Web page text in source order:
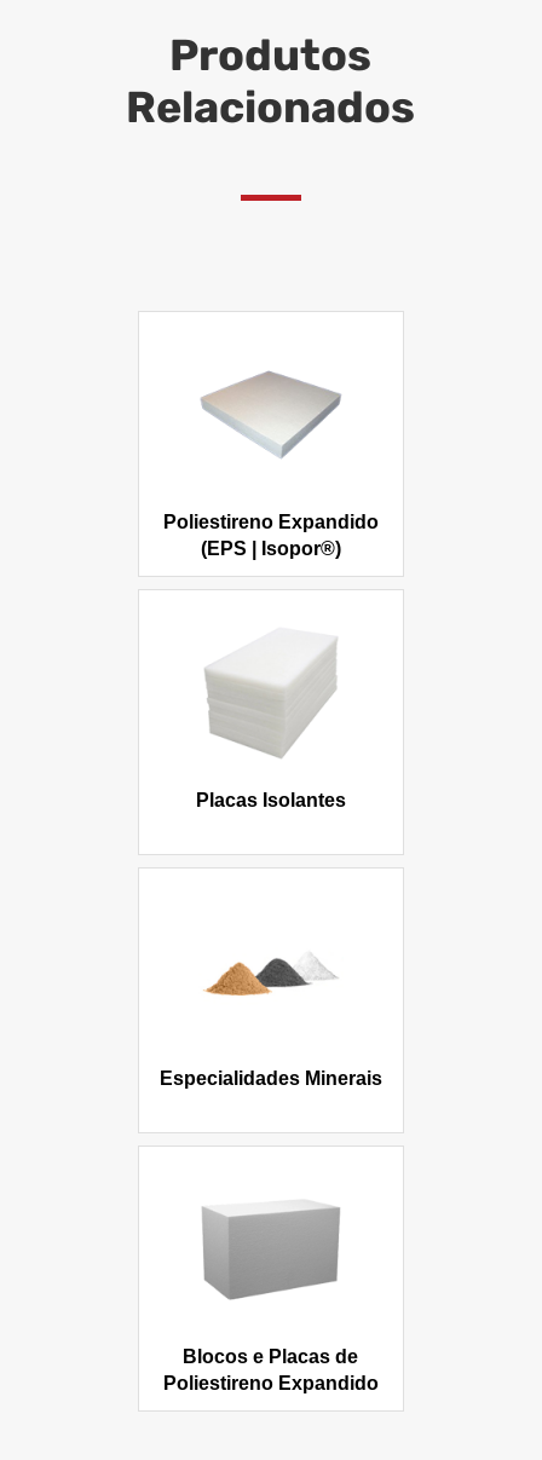
Produtos
Relacionados
Poliestireno Expandido
(EPS | Isopor®)
Placas Isolantes
Especialidades Minerais
Blocos e Placas de
Poliestireno Expandido
(EPS | Isopor®)